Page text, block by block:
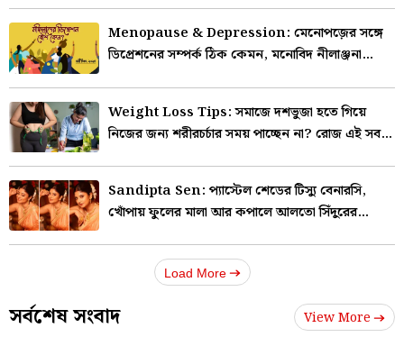
Menopause & Depression: মেনোপজ়ের সঙ্গে
ডিপ্রেশনের সম্পর্ক ঠিক কেমন, মনোবিদ নীলাঞ্জনা
Weight Loss Tips: সমাজে দশভুজা হতে গিয়ে
নিজের জন্য শরীরচর্চার সময় পাচ্ছেন না? রোজ এই সব
Sandipta Sen: প্যাস্টেল শেডের টিস্যু বেনারসি,
খোঁপায় ফুলের মালা আর কপালে আলতো সিঁদুরের
Load More
সর্বশেষ সংবাদ View More